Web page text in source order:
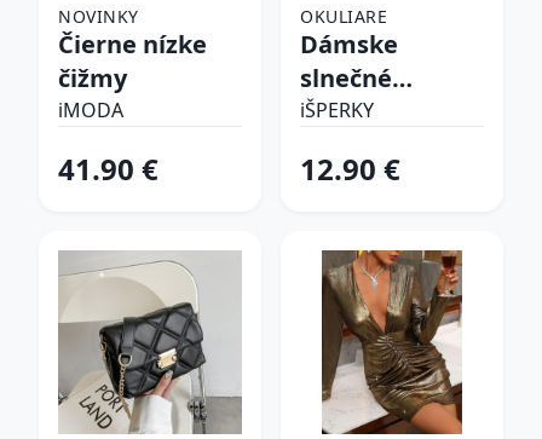
NOVINKY
Čierne nízke
čižmy
iMODA
41.90 €
OKULIARE
Dámske
slnečné
okuliare
iŠPERKY
12.90 €